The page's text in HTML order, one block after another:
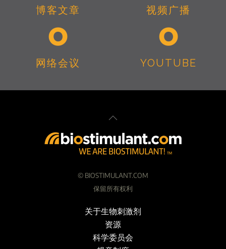
博客文章 视频广播
网络会议 YOUTUBE
© BIOSTIMULANT.COM
保留所有权利
关于生物刺激剂
资源
科学委员会